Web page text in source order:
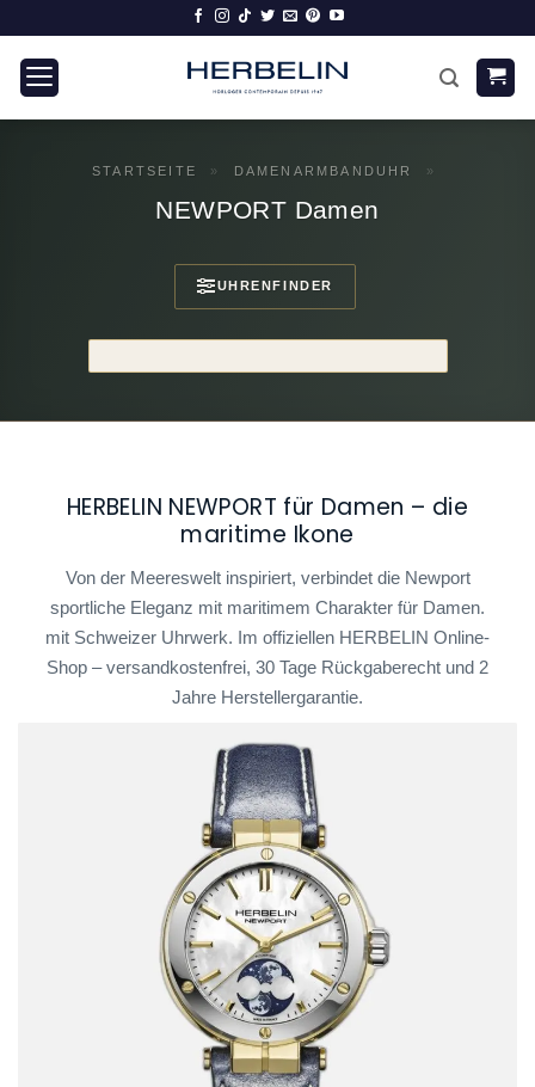
springen
STARTSEITE » DAMENARMBANDUHR »
NEWPORT Damen
UHRENFINDER
HERBELIN NEWPORT für Damen – die
maritime Ikone
Von der Meereswelt inspiriert, verbindet die Newport
sportliche Eleganz mit maritimem Charakter für Damen.
mit Schweizer Uhrwerk. Im offiziellen HERBELIN Online-
Shop – versandkostenfrei, 30 Tage Rückgaberecht und 2
Jahre Herstellergarantie.